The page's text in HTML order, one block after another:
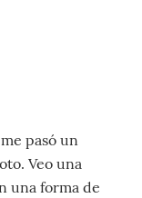
pasó un
Veo una
una forma de